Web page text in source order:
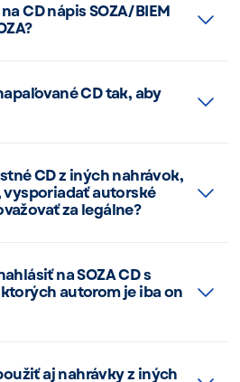
CD nápis SOZA/BIEM
CD tak, aby
CD z iných nahrávok,
vysporiadať autorské
za legálne?
na SOZA CD s
autorom je iba on
aj nahrávky z iných